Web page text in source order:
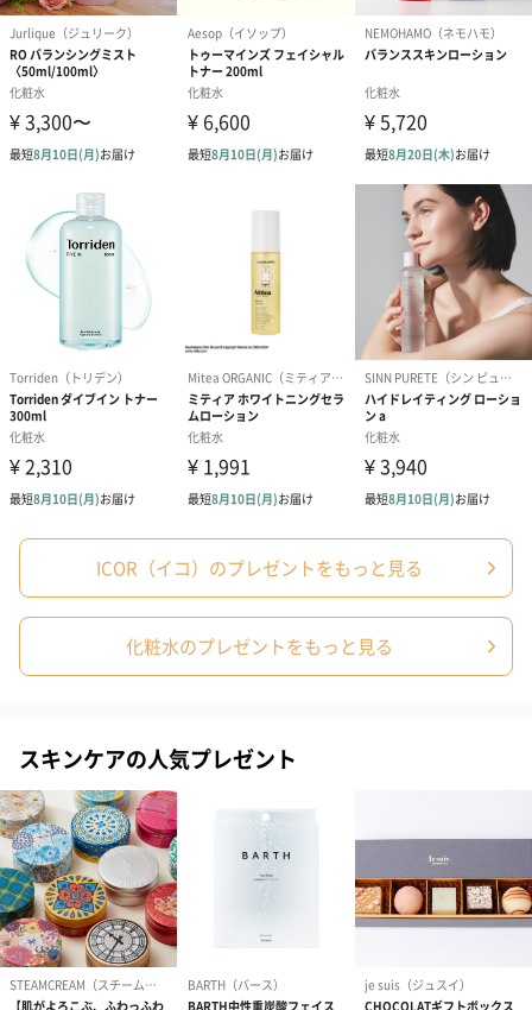
【ICOR】はできるかぎりナチュラルな処方を心がけています。
「Sakeフェイシャルトナー」は自然由来成分を99%配合。
ただナチュラルな成分を使うだけでなく、
自然由来でありながら肌へしっかりと働きかける成分を厳選して
います。
9つのフリー処方
【ICOR】のスキンケア商品は、敏感肌の方でもお使いいただける
よう、
刺激の少ない製品づくりを目指しています。
国内の工場で製造している「MADE IN JAPAN」プロダクトです。
・パラベン
・シリコン
・石油系界面活性剤
・紫外線吸収剤
・鉱物油
・アルコール不使用
【ICOR】自然由来の成分で敏感肌の方にも。
すべての商品において、自然由来成分の配合率を90%以上とする
ことをコンセプトに
開発している、【ICOR】の製品は敏感肌の方でもお使いいただけ
ICOR（イコ）のプレゼントをもっと見る
化粧水のプレゼントをもっと見る
スキンケアの人気プレゼント